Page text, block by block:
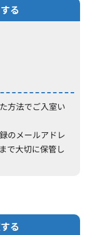
る
方法でご入室い
のメールアドレ
で大切に保管し
る